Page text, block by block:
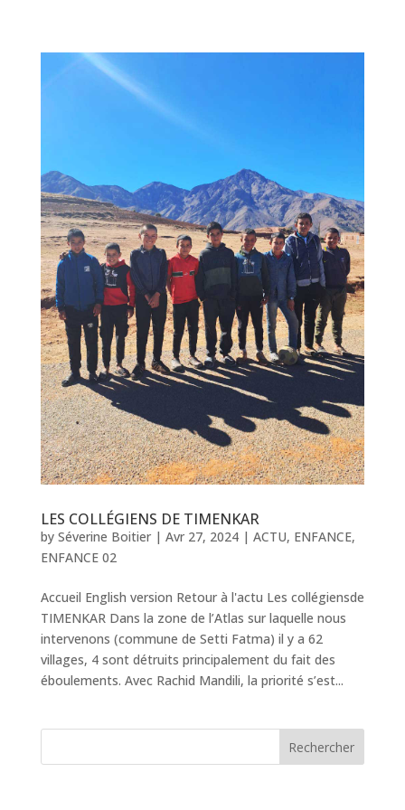
LES COLLÉGIENS DE TIMENKAR
by Séverine Boitier| Avr 27, 2024| ACTU, ENFANCE,
ENFANCE 02
Accueil English version Retour à l'actu Les collégiensde
TIMENKAR Dans la zone de l’Atlas sur laquelle nous
intervenons (commune de Setti Fatma) il y a 62
villages, 4 sont détruits principalement du fait des
éboulements. Avec Rachid Mandili, la priorité s’est...